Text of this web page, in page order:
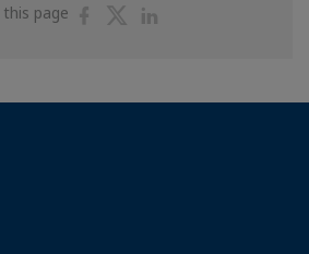
this page
ShareShare